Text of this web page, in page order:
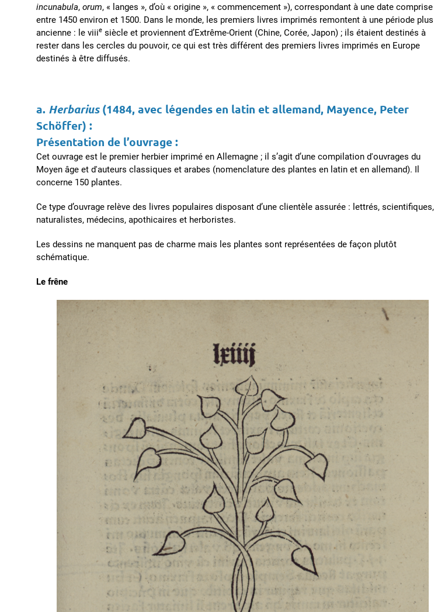
incunabula, orum, « langes », d’où « origine », « commencement »), correspondant à une date comprise
entre 1450 environ et 1500. Dans le monde, les premiers livres imprimés remontent à une période plus
ancienne : le viiie siècle et proviennent d’Extrême-Orient (Chine, Corée, Japon) ; ils étaient destinés à
rester dans les cercles du pouvoir, ce qui est très différent des premiers livres imprimés en Europe
destinés à être diffusés.
a. Herbarius (1484, avec légendes en latin et allemand, Mayence, Peter
Schöffer) :
Présentation de l’ouvrage :
Cet ouvrage est le premier herbier imprimé en Allemagne ; il s’agit d’une compilation d'ouvrages du
Moyen âge et d'auteurs classiques et arabes (nomenclature des plantes en latin et en allemand). Il
concerne 150 plantes.
Ce type d’ouvrage relève des livres populaires disposant d’une clientèle assurée : lettrés, scientifiques,
naturalistes, médecins, apothicaires et herboristes.
Les dessins ne manquent pas de charme mais les plantes sont représentées de façon plutôt
schématique.
Le frêne